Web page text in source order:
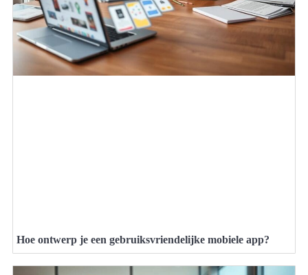
Hoe ontwerp je een gebruiksvriendelijke mobiele app?